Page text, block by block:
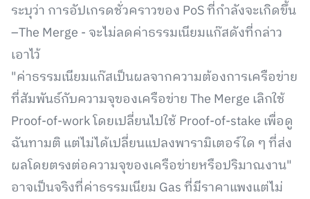
ระบุว่า การอัปเกรดชั่วคราวของ PoS ที่กำลังจะเกิดขึ้น
–The Merge - จะไม่ลดค่าธรรมเนียมแก๊สดังที่กล่าว
เอาไว้
"ค่าธรรมเนียมแก๊สเป็นผลจากความต้องการเครือข่าย
ที่สัมพันธ์กับความจุของเครือข่าย The Merge เลิกใช้
Proof-of-work โดยเปลี่ยนไปใช้ Proof-of-stake เพื่อดู
ฉันทามติ แต่ไม่ได้เปลี่ยนแปลงพารามิเตอร์ใด ๆ ที่ส่ง
ผลโดยตรงต่อความจุของเครือข่ายหรือปริมาณงาน"
อาจเป็นจริงที่ค่าธรรมเนียม Gas ที่มีราคาแพงแต่ไม่